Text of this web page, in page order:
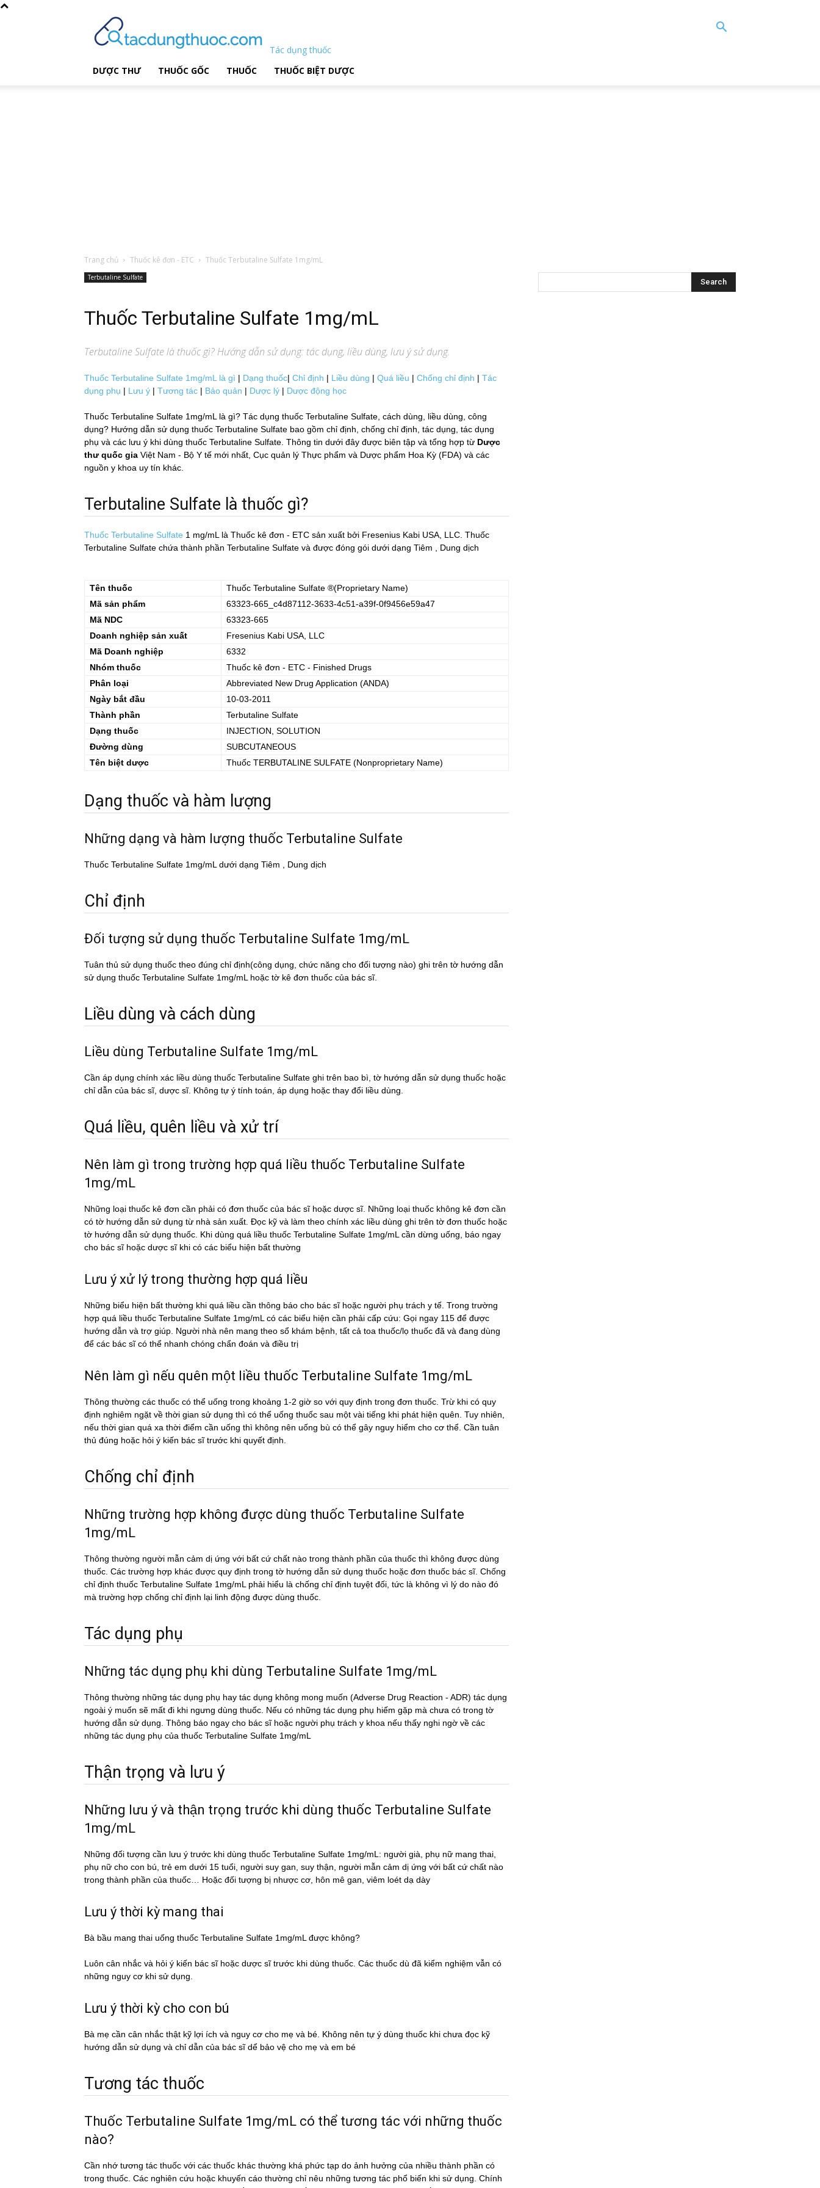
Tác dụng thuốc
DƯỢC THƯ
THUỐC GỐC THUỐC THUỐC BIỆT DƯỢC
Trang chủ Thuốc kê đơn - ETC Thuốc Terbutaline Sulfate 1mg/mL
Terbutaline Sulfate
Thuốc Terbutaline Sulfate 1mg/mL
Terbutaline Sulfatelà thuốc gì? Hướng dẫn sử dụng: tác dụng, liều dùng, lưu ý sử dụng.
Thuốc Terbutaline Sulfate 1mg/mL là gì | Dạng thuốc| Chỉ định | Liều dùng | Quá liều | Chống chỉ định | Tác
dụng phụ | Lưu ý | Tương tác | Bảo quản | Dược lý | Dược động học
Thuốc Terbutaline Sulfate 1mg/mL là gì? Tác dụng thuốc Terbutaline Sulfate, cách dùng, liều dùng, công
dụng? Hướng dẫn sử dụng thuốc Terbutaline Sulfate bao gồm chỉ định, chống chỉ định, tác dụng, tác dụng
phụ và các lưu ý khi dùng thuốc Terbutaline Sulfate. Thông tin dưới đây được biên tập và tổng hợp từ Dược
thư quốc gia Việt Nam - Bộ Y tế mới nhất, Cục quản lý Thực phẩm và Dược phẩm Hoa Kỳ (FDA) và các
nguồn y khoa uy tín khác.
Terbutaline Sulfate là thuốc gì?
Thuốc Terbutaline Sulfate 1 mg/mL là Thuốc kê đơn - ETC sản xuất bởi Fresenius Kabi USA, LLC. Thuốc
Terbutaline Sulfate chứa thành phần Terbutaline Sulfate và được đóng gói dưới dạng Tiêm , Dung dịch
Tên thuốc Thuốc Terbutaline Sulfate ®(Proprietary Name)
Mã sản phẩm
63323-665_c4d87112-3633-4c51-a39f-0f9456e59a47
Mã NDC
63323-665
Doanh nghiệp sản xuất
Fresenius Kabi USA, LLC
Mã Doanh nghiệp
6332
Nhóm thuốc
Thuốc kê đơn - ETC - Finished Drugs
Phân loại
Abbreviated New Drug Application (ANDA)
Ngày bắt đầu
10-03-2011
Thành phần
Terbutaline Sulfate
Dạng thuốc
INJECTION, SOLUTION
Đường dùng
SUBCUTANEOUS
Tên biệt dược
Thuốc TERBUTALINE SULFATE (Nonproprietary Name)
Dạng thuốc và hàm lượng
Những dạng và hàm lượng thuốc Terbutaline Sulfate
Thuốc Terbutaline Sulfate 1mg/mL dưới dạng Tiêm , Dung dịch
Chỉ định
Đối tượng sử dụng thuốc Terbutaline Sulfate 1mg/mL
Tuân thủ sử dụng thuốc theo đúng chỉ định(công dụng, chức năng cho đối tượng nào) ghi trên tờ hướng dẫn
sử dụng thuốc Terbutaline Sulfate 1mg/mL hoặc tờ kê đơn thuốc của bác sĩ.
Liều dùng và cách dùng
Liều dùng Terbutaline Sulfate 1mg/mL
Cần áp dụng chính xác liều dùng thuốc Terbutaline Sulfate ghi trên bao bì, tờ hướng dẫn sử dụng thuốc hoặc
chỉ dẫn của bác sĩ, dược sĩ. Không tự ý tính toán, áp dụng hoặc thay đổi liều dùng.
Quá liều, quên liều và xử trí
Nên làm gì trong trường hợp quá liều thuốc Terbutaline Sulfate
1mg/mL
Những loại thuốc kê đơn cần phải có đơn thuốc của bác sĩ hoặc dược sĩ. Những loại thuốc không kê đơn cần
có tờ hướng dẫn sử dụng từ nhà sản xuất. Đọc kỹ và làm theo chính xác liều dùng ghi trên tờ đơn thuốc hoặc
tờ hướng dẫn sử dụng thuốc. Khi dùng quá liều thuốc Terbutaline Sulfate 1mg/mL cần dừng uống, báo ngay
cho bác sĩ hoặc dược sĩ khi có các biểu hiện bất thường
Lưu ý xử lý trong thường hợp quá liều
Những biểu hiện bất thường khi quá liều cần thông báo cho bác sĩ hoặc người phụ trách y tế. Trong trường
hợp quá liều thuốc Terbutaline Sulfate 1mg/mL có các biểu hiện cần phải cấp cứu: Gọi ngay 115 để được
hướng dẫn và trợ giúp. Người nhà nên mang theo sổ khám bệnh, tất cả toa thuốc/lọ thuốc đã và đang dùng
để các bác sĩ có thể nhanh chóng chẩn đoán và điều trị
Nên làm gì nếu quên một liều thuốc Terbutaline Sulfate 1mg/mL
Thông thường các thuốc có thể uống trong khoảng 1-2 giờ so với quy định trong đơn thuốc. Trừ khi có quy
định nghiêm ngặt về thời gian sử dụng thì có thể uống thuốc sau một vài tiếng khi phát hiện quên. Tuy nhiên,
nếu thời gian quá xa thời điểm cần uống thì không nên uống bù có thể gây nguy hiểm cho cơ thể. Cần tuân
thủ đúng hoặc hỏi ý kiến bác sĩ trước khi quyết định.
Chống chỉ định
Những trường hợp không được dùng thuốc Terbutaline Sulfate
1mg/mL
Thông thường người mẫn cảm dị ứng với bất cứ chất nào trong thành phần của thuốc thì không được dùng
thuốc. Các trường hợp khác được quy định trong tờ hướng dẫn sử dụng thuốc hoặc đơn thuốc bác sĩ. Chống
chỉ định thuốc Terbutaline Sulfate 1mg/mL phải hiểu là chống chỉ định tuyệt đối, tức là không vì lý do nào đó
mà trường hợp chống chỉ định lại linh động được dùng thuốc.
Tác dụng phụ
Những tác dụng phụ khi dùng Terbutaline Sulfate 1mg/mL
Thông thường những tác dụng phụ hay tác dụng không mong muốn (Adverse Drug Reaction - ADR) tác dụng
ngoài ý muốn sẽ mất đi khi ngưng dùng thuốc. Nếu có những tác dụng phụ hiếm gặp mà chưa có trong tờ
hướng dẫn sử dụng. Thông báo ngay cho bác sĩ hoặc người phụ trách y khoa nếu thấy nghi ngờ về các
những tác dụng phụ của thuốc Terbutaline Sulfate 1mg/mL
Thận trọng và lưu ý
Những lưu ý và thận trọng trước khi dùng thuốc Terbutaline Sulfate
1mg/mL
Những đối tượng cần lưu ý trước khi dùng thuốc Terbutaline Sulfate 1mg/mL: người già, phụ nữ mang thai,
phụ nữ cho con bú, trẻ em dưới 15 tuổi, người suy gan, suy thận, người mẫn cảm dị ứng với bất cứ chất nào
trong thành phần của thuốc… Hoặc đối tượng bị nhược cơ, hôn mê gan, viêm loét dạ dày
Lưu ý thời kỳ mang thai
Bà bầu mang thai uống thuốc Terbutaline Sulfate 1mg/mL được không?
Luôn cân nhắc và hỏi ý kiến bác sĩ hoặc dược sĩ trước khi dùng thuốc. Các thuốc dù đã kiểm nghiệm vẫn có
những nguy cơ khi sử dụng.
Lưu ý thời kỳ cho con bú
Bà mẹ cần cân nhắc thật kỹ lợi ích và nguy cơ cho mẹ và bé. Không nên tự ý dùng thuốc khi chưa đọc kỹ
hướng dẫn sử dụng và chỉ dẫn của bác sĩ dể bảo vệ cho mẹ và em bé
Tương tác thuốc
Thuốc Terbutaline Sulfate 1mg/mL có thể tương tác với những thuốc
nào?
Cần nhớ tương tác thuốc với các thuốc khác thường khá phức tạp do ảnh hưởng của nhiều thành phần có
trong thuốc. Các nghiên cứu hoặc khuyến cáo thường chỉ nêu những tương tác phổ biến khi sử dụng. Chính